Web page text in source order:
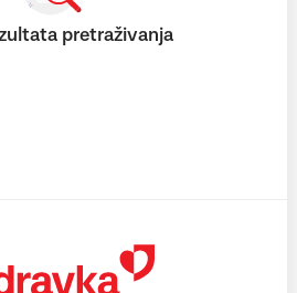
pretraživanja